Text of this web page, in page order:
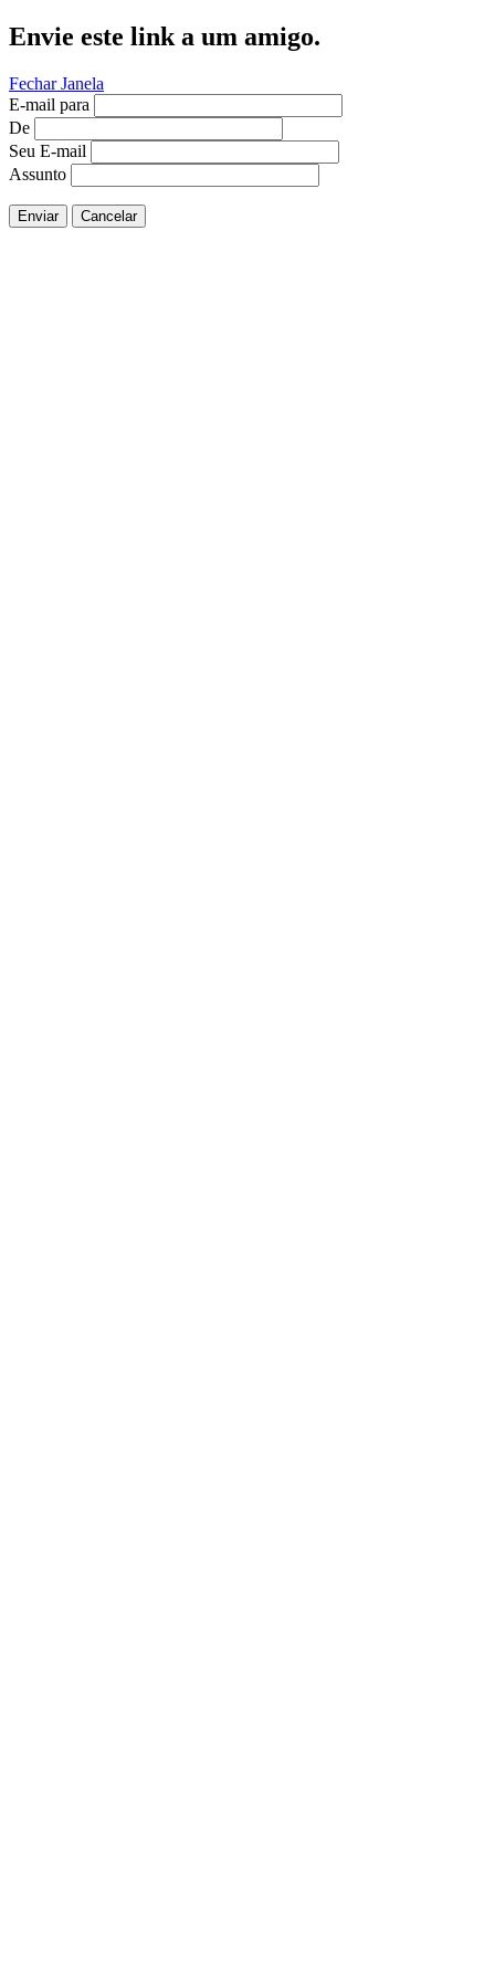
Envie este link a um amigo.
Fechar Janela
E-mail para
De
Seu E-mail
Assunto
Enviar Cancelar